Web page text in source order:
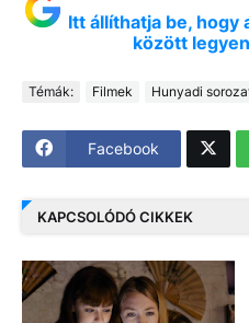
Itt állíthatja be, hogy
között
Témák: Filmek Hunyadi
Facebook
KAPCSOLÓDÓ CIKKEK